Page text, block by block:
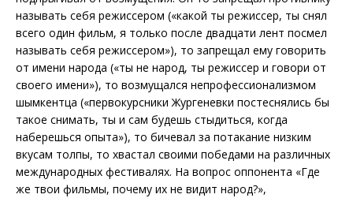
называть себя режиссером («какой ты режиссер, ты снял
всего один фильм, я только после двадцати лент посмел
называть себя режиссером»), то запрещал ему говорить
от имени народа («ты не народ, ты режиссер и говори от
своего имени»), то возмущался непрофессионализмом
шымкентца («первокурсники Жургеневки постеснялись бы
такое снимать, ты и сам будешь стыдиться, когда
наберешься опыта»), то бичевал за потакание низким
вкусам толпы, то хвастал своими победами на различных
международных фестивалях. На вопрос оппонента «Где
же твои фильмы, почему их не видит народ?»,